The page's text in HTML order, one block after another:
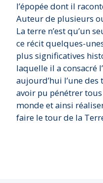
l’épopée dont il
Auteur de plusieurs
La terre n’est qu’un
ce récit quelques-
plus significatives
laquelle il a consacré
aujourd’hui l’une des
avoir pu pénétrer
monde et ainsi
faire le tour de la